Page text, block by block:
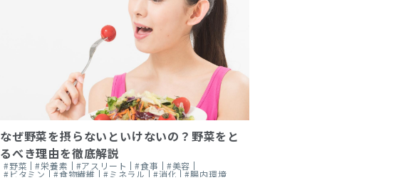
なぜ野菜を摂らないといけないの？野菜をと
るべき理由を徹底解説
#野菜 #栄養素 #アスリート #食事 #美容
#ビタミン #食物繊維 #ミネラル #消化 #腸内環境